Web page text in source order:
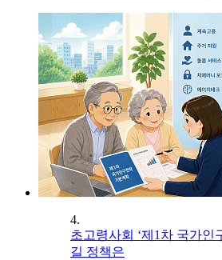
4.
초고령사회 ‘제1차 국가인
길 정책은